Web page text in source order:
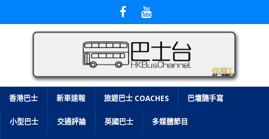
香港巴士 新車速報 旅遊巴士 COACHES 巴壇隨手寫
小型巴士 交通評論 英國巴士 多媒體節目